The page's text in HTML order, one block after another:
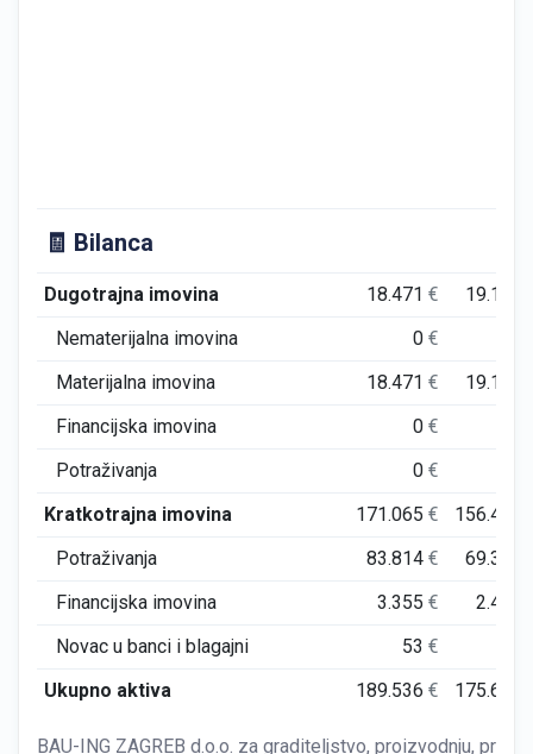
🧾 Bilanca
Dugotrajna imovina 18.471€ 19.182
Nematerijalna imovina
0€
Materijalna imovina
18.471€ 19.182
Financijska imovina
0€
Potraživanja
0€
Kratkotrajna imovina
171.065€ 156.422
Potraživanja
83.814€ 69.340
Financijska imovina
3.355€ 2.410
Novac u banci i blagajni
53€
Ukupno aktiva
189.536€ 175.604
BAU-ING ZAGREB d.o.o. za graditeljstvo, proizvodnju,